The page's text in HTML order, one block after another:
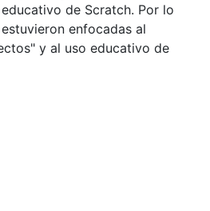
de Scratch. Por lo
enfocadas al
y al uso educativo de